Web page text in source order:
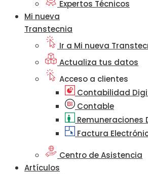
Expertos Técnicos
Mi nueva
Transtecnia
Ir a Mi nueva
Actualiza tus datos
Acceso a clientes
Contabilidad
Contable
Remuneraciones
Factura
Centro de Asistencia
Artículos